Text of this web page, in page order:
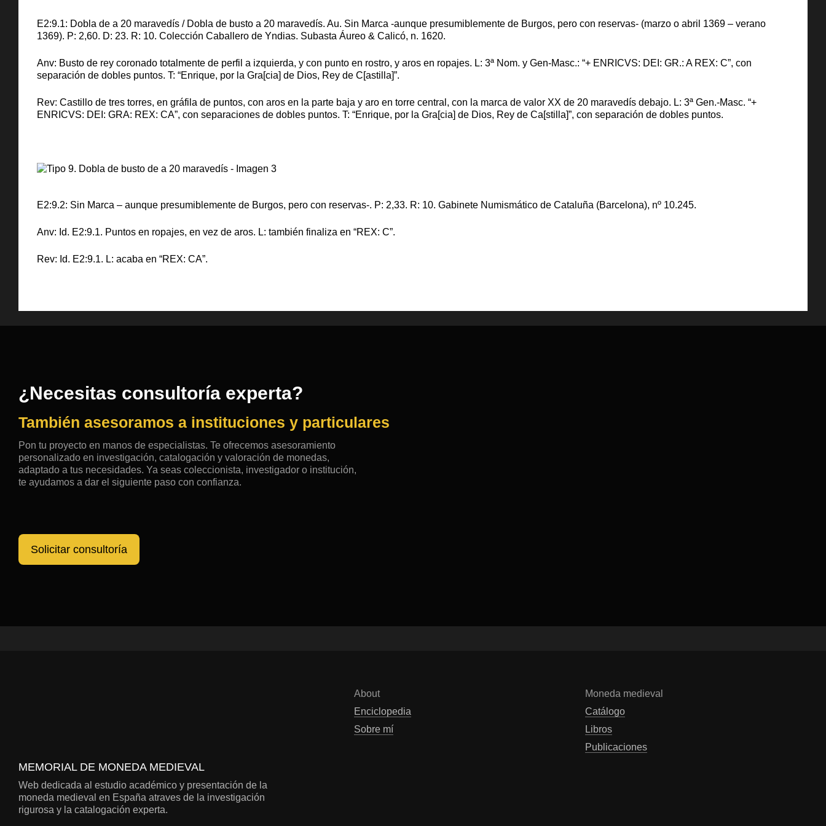
E2:9.1: Dobla de a 20 maravedís / Dobla de busto a 20 maravedís. Au. Sin Marca -aunque presumiblemente de Burgos, pero con reservas- (marzo o abril 1369 – verano
1369). P: 2,60. D: 23. R: 10. Colección Caballero de Yndias. Subasta Áureo & Calicó, n. 1620.
Anv: Busto de rey coronado totalmente de perfil a izquierda, y con punto en rostro, y aros en ropajes. L: 3ª Nom. y Gen-Masc.: “+ ENRICVS: DEI: GR.: A REX: C”, con
separación de dobles puntos. T: “Enrique, por la Gra[cia] de Dios, Rey de C[astilla]”.
Rev: Castillo de tres torres, en gráfila de puntos, con aros en la parte baja y aro en torre central, con la marca de valor XX de 20 maravedís debajo. L: 3ª Gen.-Masc. “+
ENRICVS: DEI: GRA: REX: CA”, con separaciones de dobles puntos. T: “Enrique, por la Gra[cia] de Dios, Rey de Ca[stilla]”, con separación de dobles puntos.
E2:9.2: Sin Marca – aunque presumiblemente de Burgos, pero con reservas-. P: 2,33. R: 10. Gabinete Numismático de Cataluña (Barcelona), nº 10.245.
Anv: Id. E2:9.1. Puntos en ropajes, en vez de aros. L: también finaliza en “REX: C”.
Rev: Id. E2:9.1. L: acaba en “REX: CA”.
¿Necesitas consultoría experta?
También asesoramos a instituciones y particulares
Pon tu proyecto en manos de especialistas. Te ofrecemos asesoramiento
personalizado en investigación, catalogación y valoración de monedas,
adaptado a tus necesidades. Ya seas coleccionista, investigador o institución,
te ayudamos a dar el siguiente paso con confianza.
Solicitar consultoría
MEMORIAL DE MONEDA MEDIEVAL
Web dedicada al estudio académico y presentación de la
moneda medieval en España atraves de la investigación
rigurosa y la catalogación experta.
About
Enciclopedia
Sobre mí
Moneda medieval
Catálogo
Libros
Publicaciones